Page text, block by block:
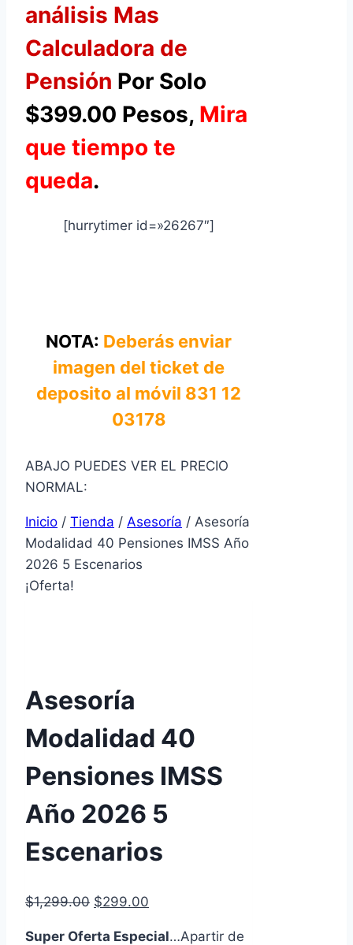
análisis Mas
Calculadora de
Pensión Por Solo
$399.00 Pesos, Mira
que tiempo te
queda.
[hurrytimer id=»26267″]
NOTA: Deberás enviar
imagen del ticket de
deposito al móvil 831 12
03178
ABAJO PUEDES VER EL PRECIO
NORMAL:
Inicio / Tienda / Asesoría / Asesoría
Modalidad 40 Pensiones IMSS Año
2026 5 Escenarios
¡Oferta!
Asesoría
Modalidad 40
Pensiones IMSS
Año 2026 5
Escenarios
$1,299.00 El
$299.00
Super Oferta Especial…Apartir de